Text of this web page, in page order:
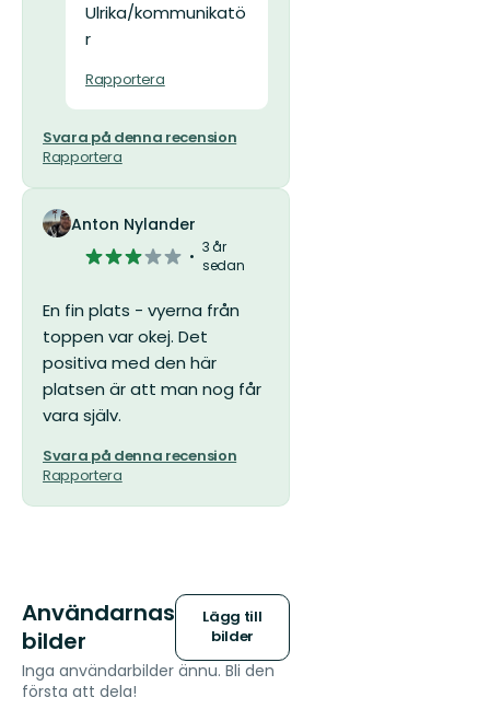
Ulrika/kommunikatö
r
Rapportera
Svara på denna recension
Rapportera
Anton Nylander
3
5
stjärnor
3 år
sedan
En fin plats - vyerna från
toppen var okej. Det
positiva med den här
platsen är att man nog får
vara själv.
Svara på denna recension
Rapportera
Användarnas
bilder
Lägg till
bilder
Inga användarbilder ännu. Bli den
första att dela!